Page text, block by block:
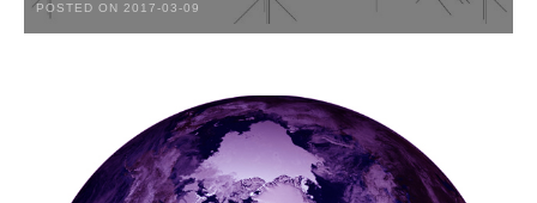
POSTED ON 2017-03-09